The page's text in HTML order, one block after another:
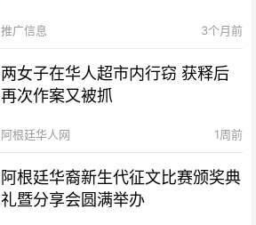
推广信息 3个月前
两女子在华人超市内行窃 获释后
再次作案又被抓
阿根廷华人网 1周前
阿根廷华裔新生代征文比赛颁奖典
礼暨分享会圆满举办